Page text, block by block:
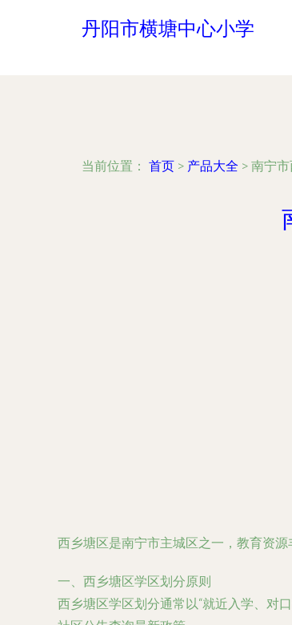
丹阳市横塘中心小学
当前位置： 首页 > 产品大全 > 南宁
西乡塘区是南宁市主城区之一，教育资
一、西乡塘区学区划分原则
西乡塘区学区划分通常以“就近入学、对